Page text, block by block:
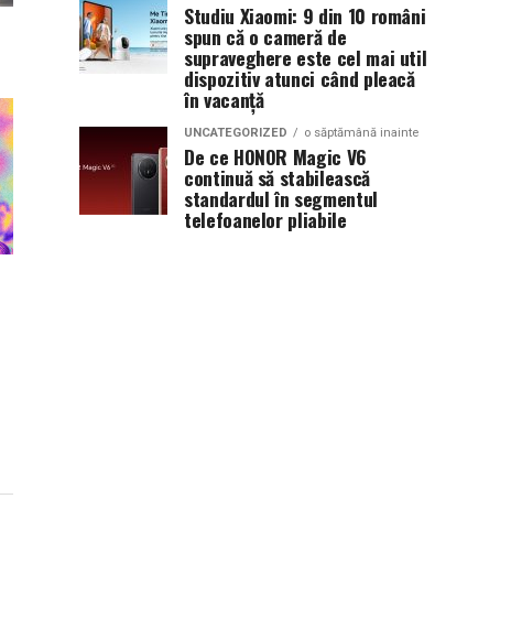
Studiu Xiaomi: 9 din 10 români
spun că o cameră de
supraveghere este cel mai util
dispozitiv atunci când pleacă
în vacanță
UNCATEGORIZED o săptămână inainte
De ce HONOR Magic V6
continuă să stabilească
standardul în segmentul
telefoanelor pliabile